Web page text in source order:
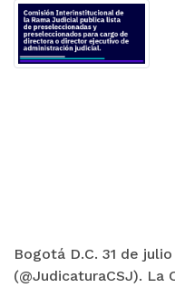
Bogotá D.C. 31 de
(@JudicaturaCSJ).